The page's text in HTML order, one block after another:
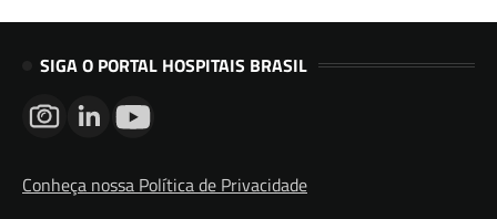
SIGA O PORTAL HOSPITAIS BRASIL
Conheça nossa Política de Privacidade